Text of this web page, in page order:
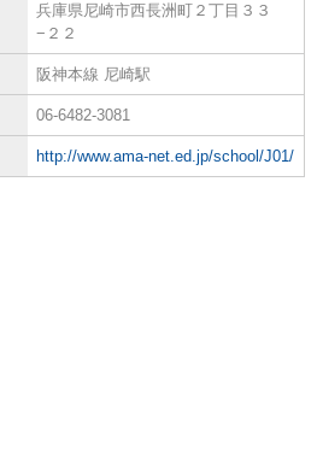
兵庫県尼崎市西長洲町２丁目３３
−２２
阪神本線 尼崎駅
06-6482-3081
http://www.ama-net.ed.jp/school/J01/